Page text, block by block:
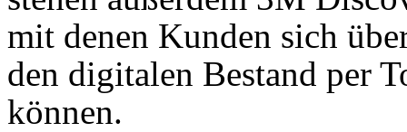
mit denen Kunden sich
den digitalen Bestand per
können.